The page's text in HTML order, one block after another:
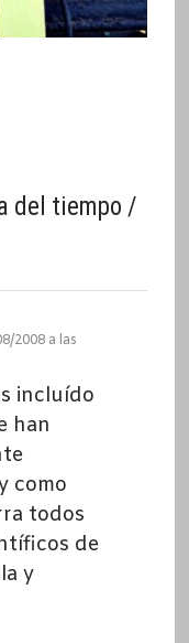
del tiempo /
2008 a las
incluído
han
como
todos
de
y